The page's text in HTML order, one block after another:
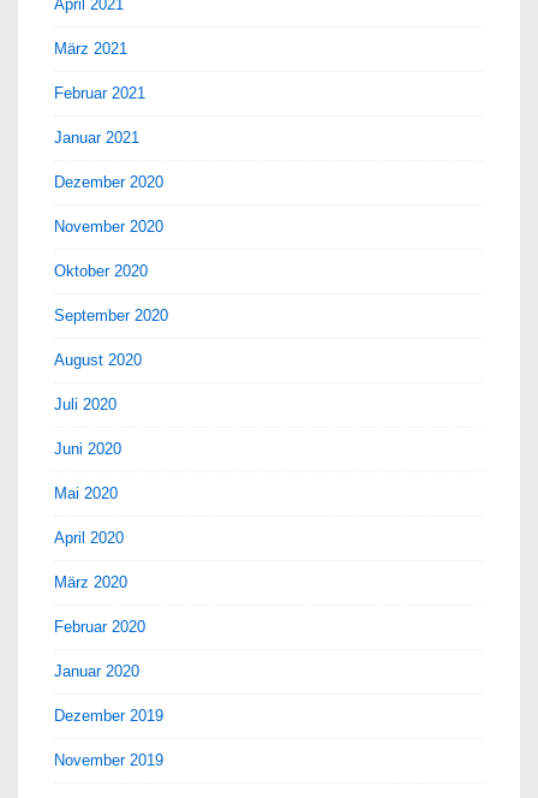
April 2021
März 2021
Februar 2021
Januar 2021
Dezember 2020
November 2020
Oktober 2020
September 2020
August 2020
Juli 2020
Juni 2020
Mai 2020
April 2020
März 2020
Februar 2020
Januar 2020
Dezember 2019
November 2019